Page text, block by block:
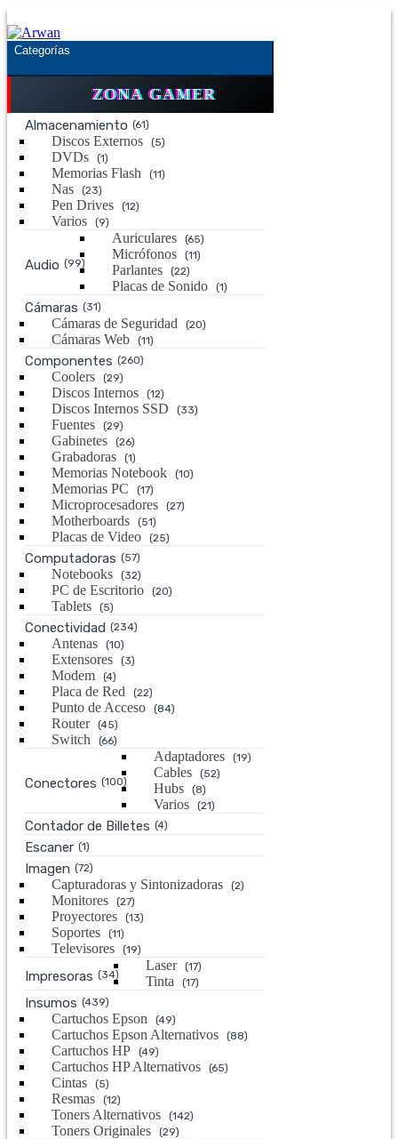
Saltar
a
la
navegación
Saltar
al
contenido
Categorías
ZONA GAMER
Almacenamiento (61)
Discos Externos (5)
DVDs (1)
Memorias Flash (11)
Nas (23)
Pen Drives (12)
Varios (9)
Audio (99)
Auriculares (65)
Micrófonos (11)
Parlantes (22)
Placas de Sonido (1)
Cámaras (31)
Cámaras de Seguridad (20)
Cámaras Web (11)
Componentes (260)
Coolers (29)
Discos Internos (12)
Discos Internos SSD (33)
Fuentes (29)
Gabinetes (26)
Grabadoras (1)
Memorias Notebook (10)
Memorias PC (17)
Microprocesadores (27)
Motherboards (51)
Placas de Video (25)
Computadoras (57)
Notebooks (32)
PC de Escritorio (20)
Tablets (5)
Conectividad (234)
Antenas (10)
Extensores (3)
Modem (4)
Placa de Red (22)
Punto de Acceso (84)
Router (45)
Switch (66)
Conectores (100)
Adaptadores (19)
Cables (52)
Hubs (8)
Varios (21)
Contador de Billetes (4)
Escaner (1)
Imagen (72)
Capturadoras y Sintonizadoras (2)
Monitores (27)
Proyectores (13)
Soportes (11)
Televisores (19)
Impresoras (34)
Laser (17)
Tinta (17)
Insumos (439)
Cartuchos Epson (49)
Cartuchos Epson Alternativos (88)
Cartuchos HP (49)
Cartuchos HP Alternativos (65)
Cintas (5)
Resmas (12)
Toners Alternativos (142)
Toners Originales (29)